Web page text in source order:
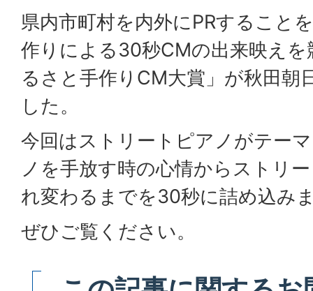
県内市町村を内外にPRすること
作りによる30秒CMの出来映え
るさと手作りCM大賞」が秋田朝
した。
今回はストリートピアノがテー
ノを手放す時の心情からストリ
れ変わるまでを30秒に詰め込み
ぜひご覧ください。